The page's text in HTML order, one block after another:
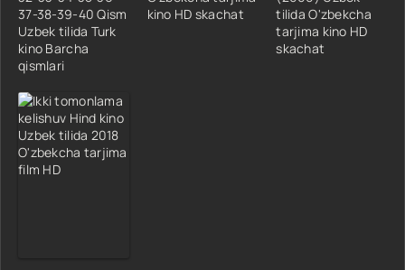
37-38-39-40 Qism
Uzbek tilida Turk
kino Barcha
qismlari
kino HD skachat
tilida O'zbekcha
tarjima kino HD
skachat